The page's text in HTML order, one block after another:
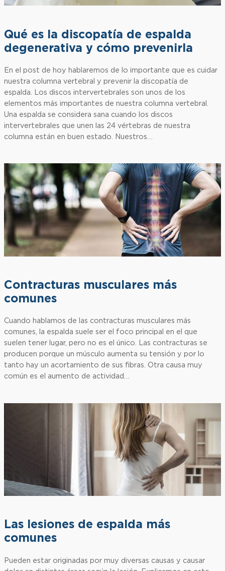
Qué es la discopatía de espalda
degenerativa y cómo prevenirla
En el post de hoy hablaremos de lo importante que es cuidar
nuestra columna vertebral y prevenir la discopatía de
espalda. Los discos intervertebrales son unos de los
elementos más importantes de nuestra columna vertebral.
Una espalda se considera sana cuando los discos
intervertebrales que unen las 24 vértebras de nuestra
columna están en buen estado. Nuestros…
Contracturas musculares más
comunes
Cuando hablamos de las contracturas musculares más
comunes, la espalda suele ser el foco principal en el que
suelen tener lugar, pero no es el único. Las contracturas se
producen porque un músculo aumenta su tensión y por lo
tanto hay un acortamiento de sus fibras. Otra causa muy
común es el aumento de actividad…
Las lesiones de espalda más
comunes
Pueden estar originadas por muy diversas causas y causar